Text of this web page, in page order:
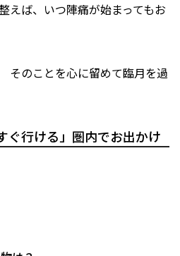
えば、いつ陣痛が始まってもお
のことを心に留めて臨月を過
行ける」圏内でお出かけ